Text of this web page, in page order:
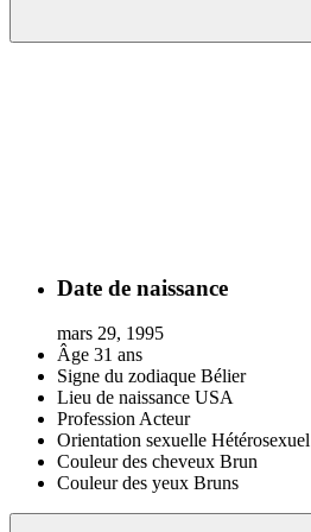
Date de naissance
mars 29, 1995
Âge 31 ans
Signe du zodiaque Bélier
Lieu de naissance USA
ProfessionActeur
Orientation sexuelle Hétérosexuel
Couleur des cheveux Brun
Couleur des yeux Bruns